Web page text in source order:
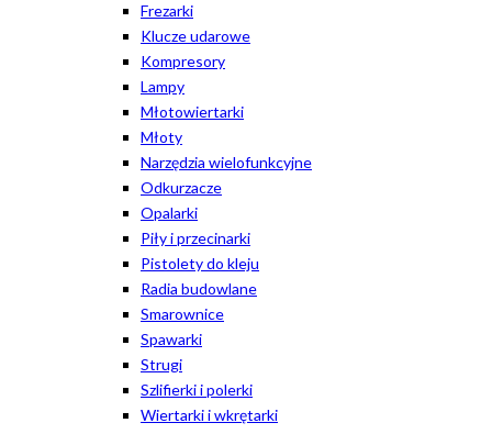
Frezarki
Klucze udarowe
Kompresory
Lampy
Młotowiertarki
Młoty
Narzędzia wielofunkcyjne
Odkurzacze
Opalarki
Piły i przecinarki
Pistolety do kleju
Radia budowlane
Smarownice
Spawarki
Strugi
Szlifierki i polerki
Wiertarki i wkrętarki